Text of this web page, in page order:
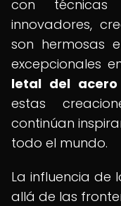
con técnicas
innovadores,
son hermosas
excepcionales
letal del
estas
continúan
todo el mundo.
La influencia de
allá de las